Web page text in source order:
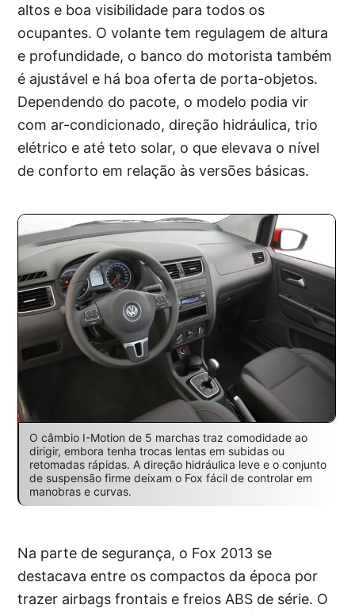
altos e boa visibilidade para todos os
ocupantes. O volante tem regulagem de altura
e profundidade, o banco do motorista também
é ajustável e há boa oferta de porta-objetos.
Dependendo do pacote, o modelo podia vir
com ar-condicionado, direção hidráulica, trio
elétrico e até teto solar, o que elevava o nível
de conforto em relação às versões básicas.
O câmbio I-Motion de 5 marchas traz comodidade ao
dirigir, embora tenha trocas lentas em subidas ou
retomadas rápidas. A direção hidráulica leve e o conjunto
de suspensão firme deixam o Fox fácil de controlar em
manobras e curvas.
Na parte de segurança, o Fox 2013 se
destacava entre os compactos da época por
trazer airbags frontais e freios ABS de série. O